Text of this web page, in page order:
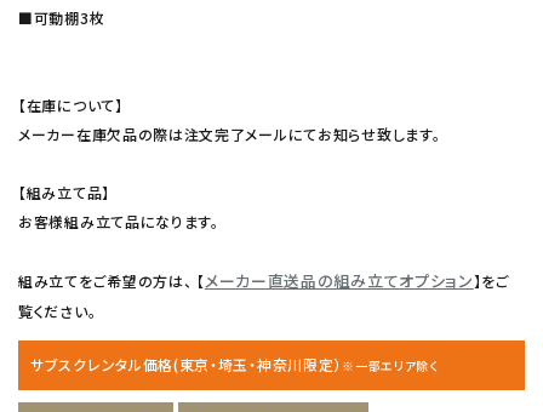
■可動棚3枚
【在庫について】
メーカー在庫欠品の際は注文完了メールにてお知らせ致します。
【組み立て品】
お客様組み立て品になります。
組み立てをご希望の方は、 【メーカー直送品の組み立てオプション】をご
覧ください。
サブスクレンタル価格(東京・埼玉・神奈川限定） ※一部エリア除く